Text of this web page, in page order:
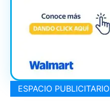
ESPACIO PUBLICITARIO